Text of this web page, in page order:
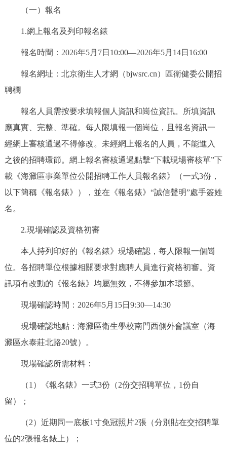
（一）報名
1.網上報名及列印報名錶
報名時間：2026年5月7日10:00—2026年5月14日16:00
報名網址：北京衛生人才網（bjwsrc.cn）區衛健委公開招
聘欄
報名人員需按要求填報個人資訊和崗位資訊。所填資訊
應真實、完整、準確。每人限填報一個崗位，且報名資訊一
經網上審核通過不得修改。未經網上報名的人員，不能進入
之後的招聘環節。網上報名審核通過點擊“下載現場審核單”下
載《海澱區事業單位公開招聘工作人員報名錶》（一式3份，
以下簡稱《報名錶》），並在《報名錶》“誠信聲明”處手簽姓
名。
2.現場確認及資格初審
本人持列印好的《報名錶》現場確認，每人限報一個崗
位。各招聘單位根據相關要求對應聘人員進行資格初審。資
訊項有改動的《報名錶》均屬無效，不得參加本環節。
現場確認時間：2026年5月15日9:30—14:30
現場確認地點：海澱區衛生學校南門西側外會議室（海
澱區永泰莊北路20號）。
現場確認所需材料：
（1）《報名錶》一式3份（2份交招聘單位，1份自
留）；
（2）近期同一底板1寸免冠照片2張（分別貼在交招聘單
位的2張報名錶上）；